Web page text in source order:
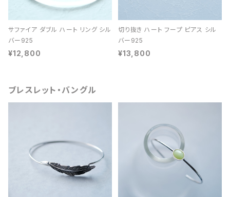
サファイア ダブル ハート リング シル
バー925
¥12,800
切り抜き ハート フープ ピアス シル
バー925
¥13,800
ブレスレット・バングル